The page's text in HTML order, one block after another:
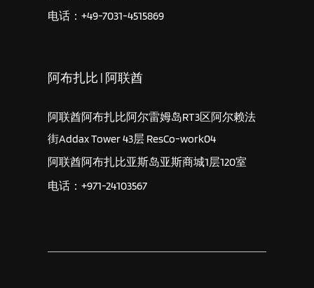
电话：+49-7031-4515869
阿布扎比 | 阿联酋
阿联酋阿布扎比阿尔雷姆岛RT3区阿尔赖法
街Addax Tower 43层 ResCo-work04
阿联酋阿布扎比亚斯岛亚斯商城1层120室
电话：+971-24103567